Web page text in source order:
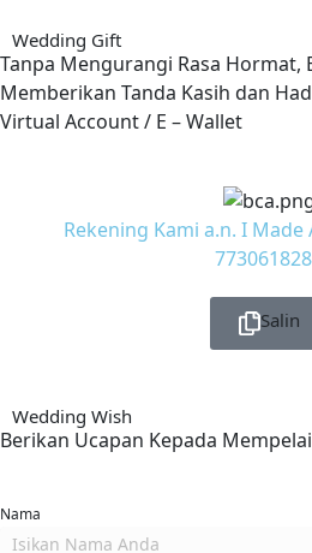
Wedding Gift
Tanpa Mengurangi Rasa Hormat,
Memberikan Tanda Kasih dan
Virtual Account / E – Wallet
Rekening Kami a.n. I Made
Salin
Wedding Wish
Berikan Ucapan Kepada
Nama